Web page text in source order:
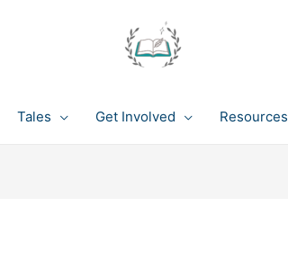
Tales Get Involved Resources